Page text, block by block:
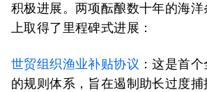
积极进展。两项酝酿数十年的海
上取得了里程碑式进展：
世贸组织渔业补贴协议 ：这是首
的规则体系，旨在遏制助长过度